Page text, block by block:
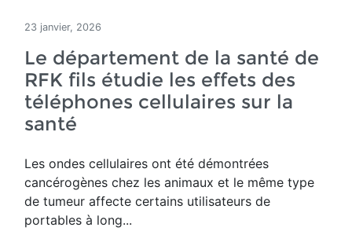
23 janvier, 2026
Le département de la santé de
RFK fils étudie les effets des
téléphones cellulaires sur la
santé
Les ondes cellulaires ont été démontrées
cancérogènes chez les animaux et le même type
de tumeur affecte certains utilisateurs de
portables à long...